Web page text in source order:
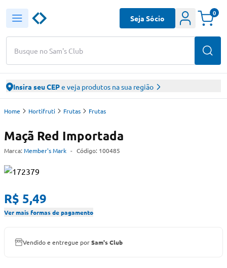
Busque no Sam's Club
Seja Sócio
0
Insira seu CEPe veja produtos na sua região
Home Hortifruti Frutas Frutas
Maçã Red Importada
Marca: Member's Mark - Código: 100485
R$ 5,49
Ver mais formas de pagamento
Vendido e entregue porSam's Club